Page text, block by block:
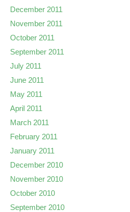
December 2011
November 2011
October 2011
September 2011
July 2011
June 2011
May 2011
April 2011
March 2011
February 2011
January 2011
December 2010
November 2010
October 2010
September 2010